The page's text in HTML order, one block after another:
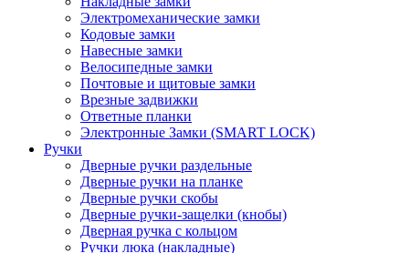
Электромеханические замки
Кодовые замки
Навесные замки
Велосипедные замки
Почтовые и щитовые замки
Врезные задвижки
Ответные планки
Электронные Замки (SMART LOCK)
Ручки
Дверные ручки раздельные
Дверные ручки на планке
Дверные ручки скобы
Дверные ручки-защелки (кнобы)
Дверная ручка с кольцом
Ручки люка (накладные)